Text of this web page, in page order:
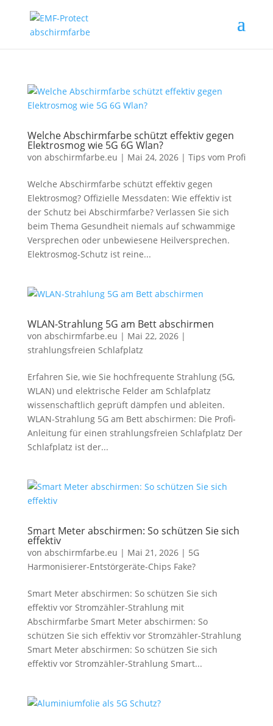
Welche Abschirmfarbe schützt effektiv gegen
Elektrosmog wie 5G 6G Wlan?
von abschirmfarbe.eu | Mai 24, 2026| Tips vom Profi
Welche Abschirmfarbe schützt effektiv gegen
Elektrosmog? Offizielle Messdaten: Wie effektiv ist
der Schutz bei Abschirmfarbe? Verlassen Sie sich
beim Thema Gesundheit niemals auf schwammige
Versprechen oder unbewiesene Heilversprechen.
Elektrosmog-Schutz ist reine...
WLAN-Strahlung 5G am Bett abschirmen
von abschirmfarbe.eu | Mai 22, 2026|
strahlungsfreien Schlafplatz
Erfahren Sie, wie Sie hochfrequente Strahlung (5G,
WLAN) und elektrische Felder am Schlafplatz
wissenschaftlich geprüft dämpfen und ableiten.
WLAN-Strahlung 5G am Bett abschirmen: Die Profi-
Anleitung für einen strahlungsfreien Schlafplatz Der
Schlafplatz ist der...
Smart Meter abschirmen: So schützen Sie sich
effektiv
von abschirmfarbe.eu | Mai 21, 2026| 5G
Harmonisierer-Entstörgeräte-Chips Fake?
Smart Meter abschirmen: So schützen Sie sich
effektiv vor Stromzähler-Strahlung mit
Abschirmfarbe Smart Meter abschirmen: So
schützen Sie sich effektiv vor Stromzähler-Strahlung
Smart Meter abschirmen: So schützen Sie sich
effektiv vor Stromzähler-Strahlung Smart...